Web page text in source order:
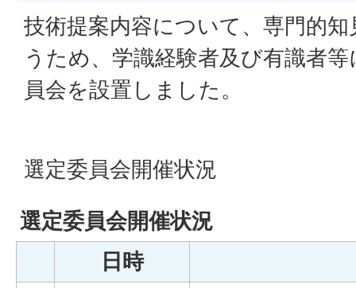
技術提案内容について、専門的
うため、学識経験者及び有識者
員会を設置しました。
選定委員会開催状況
選定委員会開催状況
日時